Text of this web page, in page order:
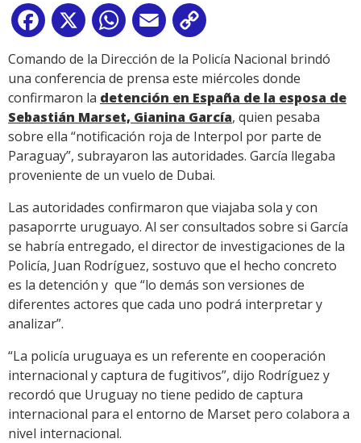
Facebook
X WhatsApp
Email
Link
Comando de la Dirección de la Policía Nacional brindó
una conferencia de prensa este miércoles donde
confirmaron la detención en España de la esposa de
Sebastián Marset, Gianina García, quien pesaba
sobre ella “notificación roja de Interpol por parte de
Paraguay”, subrayaron las autoridades. García llegaba
proveniente de un vuelo de Dubai.
Las autoridades confirmaron que viajaba sola y con
pasaporrte uruguayo. Al ser consultados sobre si García
se habría entregado, el director de investigaciones de la
Policía, Juan Rodríguez, sostuvo que el hecho concreto
es la detención y que “lo demás son versiones de
diferentes actores que cada uno podrá interpretar y
analizar”.
“La policía uruguaya es un referente en cooperación
internacional y captura de fugitivos”, dijo Rodríguez y
recordó que Uruguay no tiene pedido de captura
internacional para el entorno de Marset pero colabora a
nivel internacional.